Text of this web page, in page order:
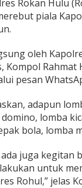
Rokan Hulu
piala
oleh
Kompol
pesan
adapun
lomba
bola, lomba
juga kegitan
untuk
Rohul,” jelas